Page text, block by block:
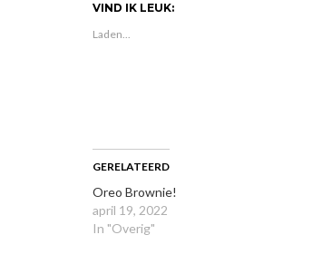
VIND IK LEUK:
Laden...
GERELATEERD
Oreo Brownie!
april 19, 2022
In "Overig"